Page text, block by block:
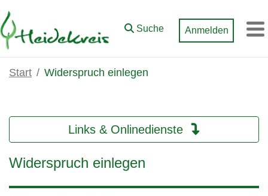
Zum Hauptinhalt springen
Suche
Anmelden
Start Widerspruch einlegen
Links & Onlinedienste
Widerspruch einlegen